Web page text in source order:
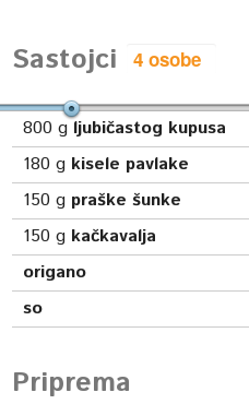
Sastojci
800 g ljubičastog kupusa
180 g kisele pavlake
150 g praške šunke
150 g kačkavalja
origano
so
Priprema